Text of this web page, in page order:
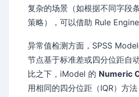
复杂的场景（如根据不同字段
策略），可以借助 Rule Engine
异常值检测方面，SPSS
节点基于标准差或四分位距自
比之下，iModel 的 Numeric
用相同的四分位距（IQR）方